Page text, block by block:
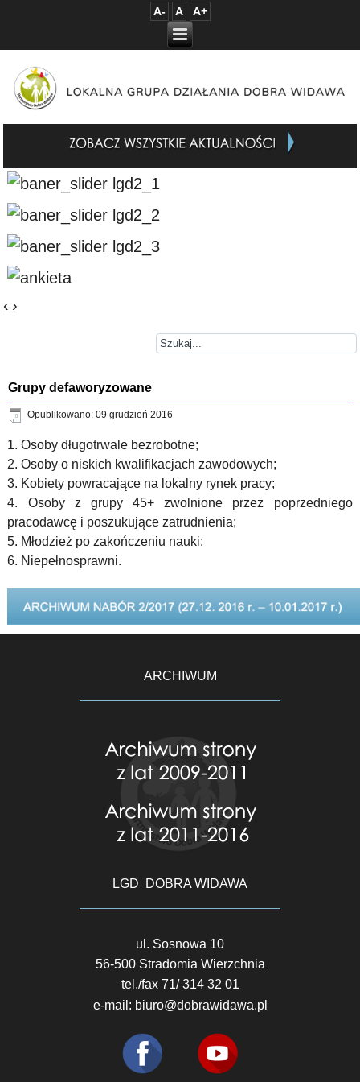
A- A A+
‹ ›
Grupy defaworyzowane
Opublikowano: 09 grudzień 2016
1. Osoby długotrwale bezrobotne;
2. Osoby o niskich kwalifikacjach zawodowych;
3. Kobiety powracające na lokalny rynek pracy;
4. Osoby z grupy 45+ zwolnione przez poprzedniego
pracodawcę i poszukujące zatrudnienia;
5. Młodzież po zakończeniu nauki;
6. Niepełnosprawni.
ARCHIWUM
LGD DOBRA WIDAWA
ul. Sosnowa 10
56-500 Stradomia Wierzchnia
tel./fax 71/ 314 32 01
e-mail: biuro@dobrawidawa.pl